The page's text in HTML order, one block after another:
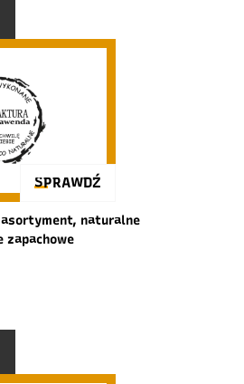
SPRAWDŹ
asortyment, naturalne
zapachowe